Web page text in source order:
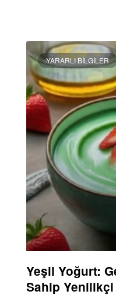
YARARLI BILGILER
Yeşil Yoğurt:
Sahip